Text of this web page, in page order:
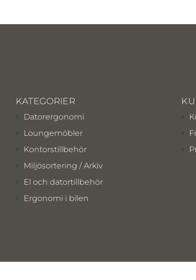
KATEGORIER
Datorergonomi
Loungemöbler
Kontorstillbehör
Miljösortering / Arkiv
El och datortillbehör
Ergonomi i bilen